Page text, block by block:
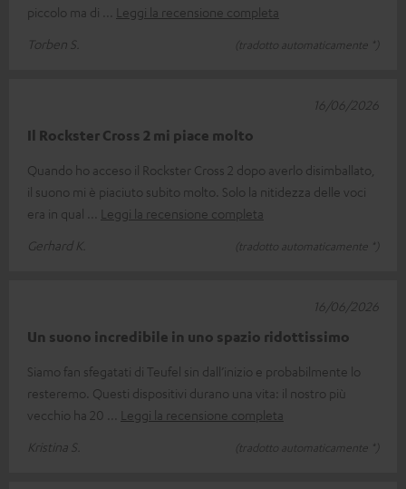
piccolo ma di
Leggi la recensione completa
Torben S.
(tradotto automaticamente *)
Il Rockster Cross 2 mi piace molto
Quando ho acceso il Rockster Cross 2 dopo averlo disimballato,
il suono mi è piaciuto subito molto. Solo la nitidezza delle voci
era in qual
Leggi la recensione completa
Gerhard K.
(tradotto automaticamente *)
16/06/2026
Un suono incredibile in uno spazio ridottissimo
Siamo fan sfegatati di Teufel sin dall’inizio e probabilmente lo
resteremo. Questi dispositivi durano una vita: il nostro più
vecchio ha 20
Leggi la recensione completa
Kristina S.
(tradotto automaticamente *)
16/06/2026